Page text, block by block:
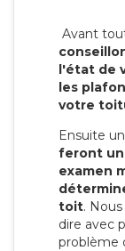
Avant
l'état de
les
votre
Ensuite
feront
examen
toit.
dire avec
problème